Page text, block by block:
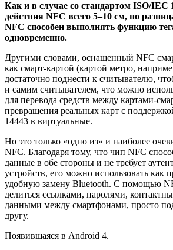
Как и в случае со стандартом ISO/IEC
действия NFC всего 5–10 см, но
NFC способен выполнять функцию
одновременно.
Другими словами, оснащенный NFC
как смарт-картой (картой метро,
достаточно поднести к считывателю,
и самим считывателем, что можно
для перевода средств между картами-
превращения реальных карт с
14443 в виртуальные.
Но это только «одно из» и наиболее
NFC. Благодаря тому, что чип NFC
данные в обе стороны и не требует
устройств, его можно использовать как
удобную замену Bluetooth. С помощью
делиться ссылками, паролями,
данными между смартфонами, просто
другу.
Появившаяся в Android 4.